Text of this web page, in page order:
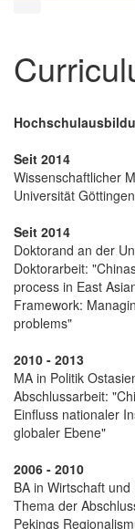
Seit 2014
Wissenschaftlicher
Universität Göttingen
Seit 2014
Doktorand an der
Doktorarbeit:
process in East
Framework:
problems"
2010 - 2013
MA in Politik
Abschlussarbeit:
Einfluss nationaler
globaler Ebene"
2006 - 2010
BA in Wirtschaft
Thema der
Pekings